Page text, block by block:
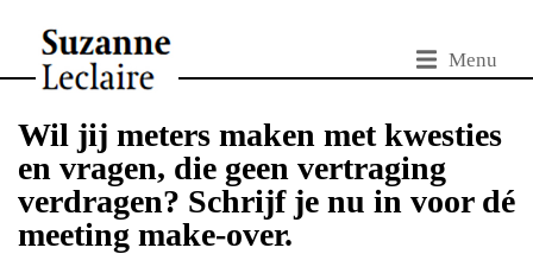
Menu
Wil jij meters maken met kwesties
en vragen, die geen vertraging
verdragen? Schrijf je nu in voor dé
meeting make-over.